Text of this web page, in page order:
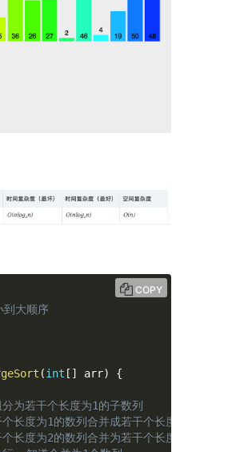
大顺序
(int [ ] arr)
{
为若干个长度为1的子数列
长度为1的数列合并成若干个长度为2的数列
长度为2的数列合并为若干个长度为4的数列
COPY